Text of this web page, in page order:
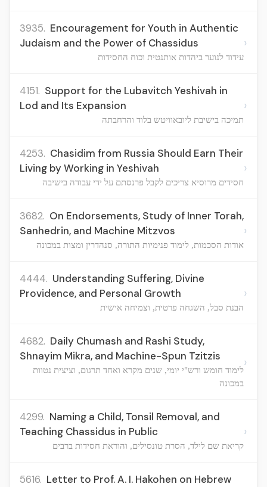
3935. Encouragement for Youth in Authentic
Judaism and the Power of Chassidus
עידוד לנוער ביהדות אותנטית וכוח החסידות
›
4151. Support for the Lubavitch Yeshivah in
Lod and Its Expansion
תמיכה בישיבת ליובאוויטש בלוד והרחבתה
›
4253. Chasidim from Russia Should Earn Their
Living by Working in Yeshivah
חסידים מרוסיא צריכים לקבל פרנסתם על ידי עבודה בישיבה
›
3682. On Endorsements, Study of Inner Torah,
Sanhedrin, and Machine Mitzvos
אודות הסכמות, לימוד פנימיות התורה, סנהדרין ומצות במכונה
›
4444. Understanding Suffering, Divine
Providence, and Personal Growth
הבנת סבל, השגחה פרטית, וצמיחה אישית
›
4682. Daily Chumash and Rashi Study,
Shnayim Mikra, and Machine-Spun Tzitzis
לימוד חומש ורש"י יומי, שנים מקרא ואחד תרגום, וציצית נטוות
במכונה
›
4299. Naming a Child, Tonsil Removal, and
Teaching Chassidus in Public
קריאת שם לילד, הסרת טונסילים, והוראת חסידות ברבים
›
5616. Letter to Prof. A. I. Hakohen on Hebrew